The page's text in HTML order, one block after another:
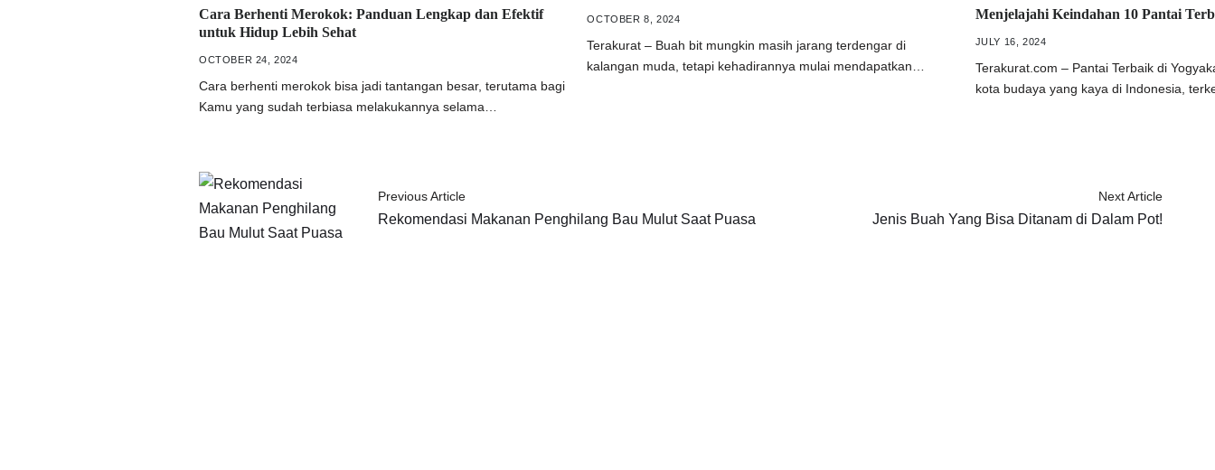
Cara Berhenti Merokok: Panduan Lengkap dan Efektif
untuk Hidup Lebih Sehat
OCTOBER 24, 2024
Cara berhenti merokok bisa jadi tantangan besar, terutama bagi
Kamu yang sudah terbiasa melakukannya selama…
OCTOBER 8, 2024
Terakurat – Buah bit mungkin masih jarang terdengar di
kalangan muda, tetapi kehadirannya mulai mendapatkan…
Menjelajahi Keindahan 10 Pantai
JULY 16, 2024
Terakurat.com – Pantai Terbaik di
kota budaya yang kaya di Indonesia,
Previous Article
Rekomendasi Makanan Penghilang Bau Mulut Saat Puasa
Next Article
Jenis Buah Yang Bisa Ditanam di Dalam Pot!